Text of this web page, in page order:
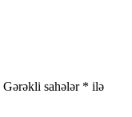
Gərəkli sahələr * ilə